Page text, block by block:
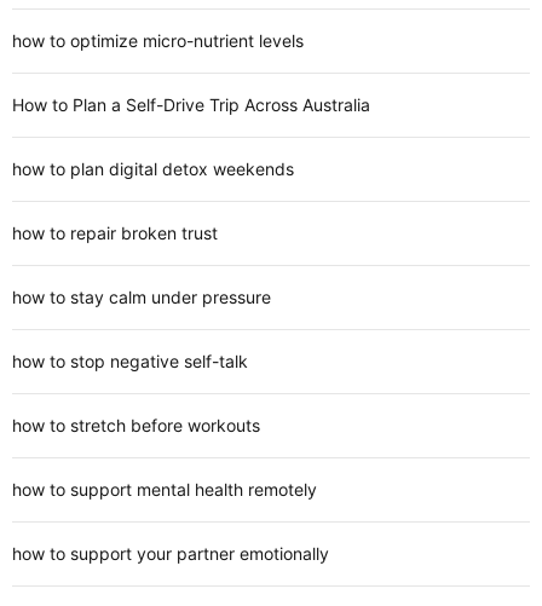
how to optimize micro-nutrient levels
How to Plan a Self-Drive Trip Across Australia
how to plan digital detox weekends
how to repair broken trust
how to stay calm under pressure
how to stop negative self-talk
how to stretch before workouts
how to support mental health remotely
how to support your partner emotionally